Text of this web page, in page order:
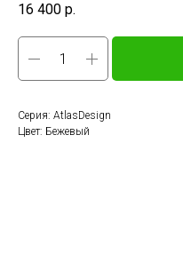
16 400 р.
Серия: AtlasDesign
Цвет: Бежевый